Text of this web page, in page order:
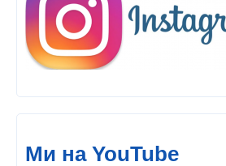
Ми на YouTube